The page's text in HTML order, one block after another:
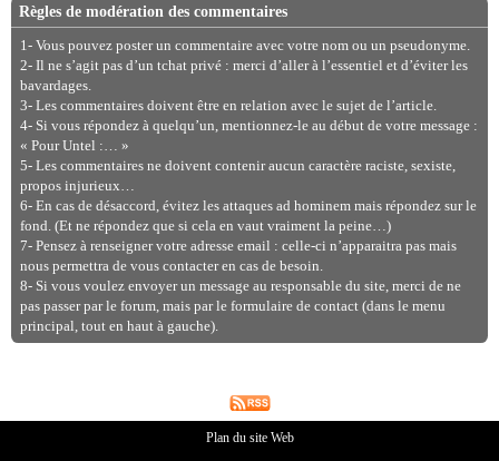
Règles de modération des commentaires
1- Vous pouvez poster un commentaire avec votre nom ou un pseudonyme.
2- Il ne s’agit pas d’un tchat privé : merci d’aller à l’essentiel et d’éviter les
bavardages.
3- Les commentaires doivent être en relation avec le sujet de l’article.
4- Si vous répondez à quelqu’un, mentionnez-le au début de votre message :
« Pour Untel :… »
5- Les commentaires ne doivent contenir aucun caractère raciste, sexiste,
propos injurieux…
6- En cas de désaccord, évitez les attaques ad hominem mais répondez sur le
fond. (Et ne répondez que si cela en vaut vraiment la peine…)
7- Pensez à renseigner votre adresse email : celle-ci n’apparaitra pas mais
nous permettra de vous contacter en cas de besoin.
8- Si vous voulez envoyer un message au responsable du site, merci de ne
pas passer par le forum, mais par le formulaire de contact (dans le menu
principal, tout en haut à gauche).
Plan du site Web